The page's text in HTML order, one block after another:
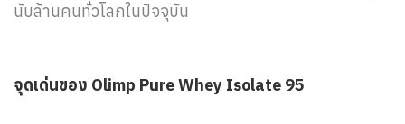
นับล้านคนทั่วโลกในปัจจุบัน
จุดเด่นของ Olimp Pure Whey Isolate 95